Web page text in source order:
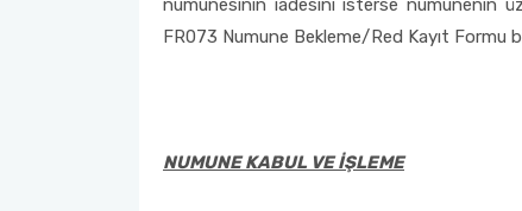
numunesinin iadesini isterse numunenin
FR073 Numune Bekleme/Red Kayıt Formu
NUMUNE KABUL VE İŞLEME